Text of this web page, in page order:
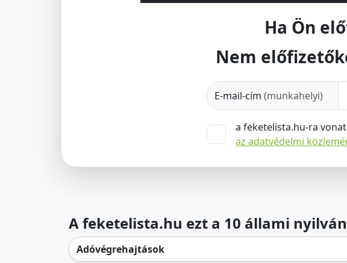
Ha Ön
Nem
E-mail-cím (munkahelyi)
a feketelista.hu-ra
az adatvédelmi
A feketelista.hu ezt a 10 állami
Adóvégrehajtások